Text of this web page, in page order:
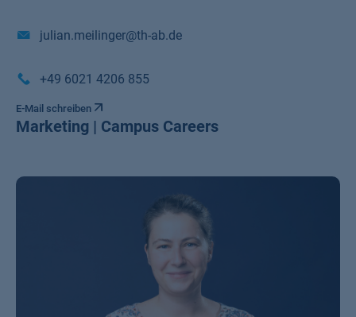
julian.meilinger@th-ab.de
+49 6021 4206 855
E-Mail schreiben
Marketing | Campus Careers